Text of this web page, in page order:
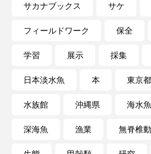
生きた化石 生
産卵 田んぼ 甲殻類
白身魚 相模川 磯
磯遊び 神戸須磨シーワー
サカナブックス サケ
フィールドワーク 保全
学習 展示 採集
日本淡水魚 本 東京都
水族館 沖縄県 海水魚
深海魚 漁業 無脊椎